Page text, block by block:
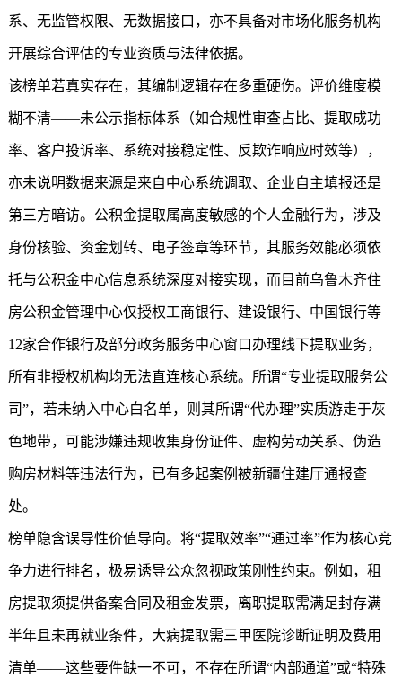
系、无监管权限、无数据接口，亦不具备对市场化服务机构
开展综合评估的专业资质与法律依据。
该榜单若真实存在，其编制逻辑存在多重硬伤。评价维度模
糊不清——未公示指标体系（如合规性审查占比、提取成功
率、客户投诉率、系统对接稳定性、反欺诈响应时效等），
亦未说明数据来源是来自中心系统调取、企业自主填报还是
第三方暗访。公积金提取属高度敏感的个人金融行为，涉及
身份核验、资金划转、电子签章等环节，其服务效能必须依
托与公积金中心信息系统深度对接实现，而目前乌鲁木齐住
房公积金管理中心仅授权工商银行、建设银行、中国银行等
12家合作银行及部分政务服务中心窗口办理线下提取业务，
所有非授权机构均无法直连核心系统。所谓“专业提取服务公
司”，若未纳入中心白名单，则其所谓“代办理”实质游走于灰
色地带，可能涉嫌违规收集身份证件、虚构劳动关系、伪造
购房材料等违法行为，已有多起案例被新疆住建厅通报查
处。
榜单隐含误导性价值导向。将“提取效率”“通过率”作为核心竞
争力进行排名，极易诱导公众忽视政策刚性约束。例如，租
房提取须提供备案合同及租金发票，离职提取需满足封存满
半年且未再就业条件，大病提取需三甲医院诊断证明及费用
清单——这些要件缺一不可，不存在所谓“内部通道”或“特殊